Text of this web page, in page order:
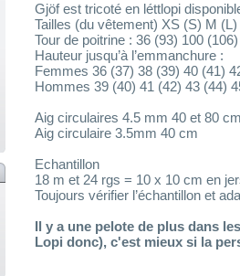
Gjöf est tricoté en léttlopi
Tailles (du vêtement) XS (S) M
Tour de poitrine : 36 (93) 100
Hauteur jusqu’à l’emmanchure :
Femmes 36 (37) 38 (39) 40 (41)
Hommes 39 (40) 41 (42) 43 (44)
Aig circulaires 4.5 mm 40 et 80
Aig circulaire 3.5mm 40 cm
Echantillon
18 m et 24 rgs = 10 x 10 cm en
Toujours vérifier l’échantillon et
Il y a une pelote de plus dans
Lopi donc), c'est mieux si la